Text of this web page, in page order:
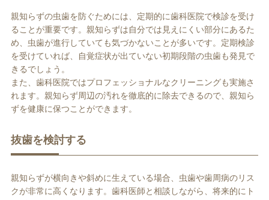
親知らずの虫歯を防ぐためには、定期的に歯科医院で検診を受け
ることが重要です。親知らずは自分では見えにくい部分にあるた
め、虫歯が進行していても気づかないことが多いです。定期検診
を受けていれば、自覚症状が出ていない初期段階の虫歯も発見で
きるでしょう。
また、歯科医院ではプロフェッショナルなクリーニングも実施さ
れます。親知らず周辺の汚れを徹底的に除去できるので、親知ら
ずを健康に保つことができます。
抜歯を検討する
親知らずが横向きや斜めに生えている場合、虫歯や歯周病のリス
クが非常に高くなります。歯科医師と相談しながら、将来的にト